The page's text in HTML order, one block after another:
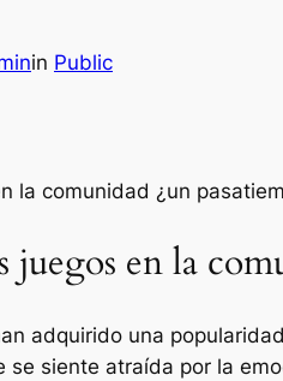
in Public
la comunidad ¿un
juegos en la
adquirido una
siente atraída por la